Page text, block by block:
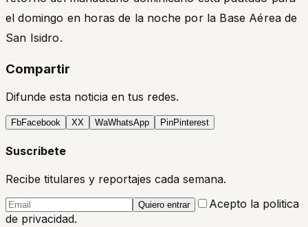
el domingo en horas de la noche por la Base Aérea de
San Isidro.
Compartir
Difunde esta noticia en tus redes.
FbFacebook XX WaWhatsApp PinPinterest
Suscribete
Recibe titulares y reportajes cada semana.
Quiero entrar
Acepto la politica
de privacidad.